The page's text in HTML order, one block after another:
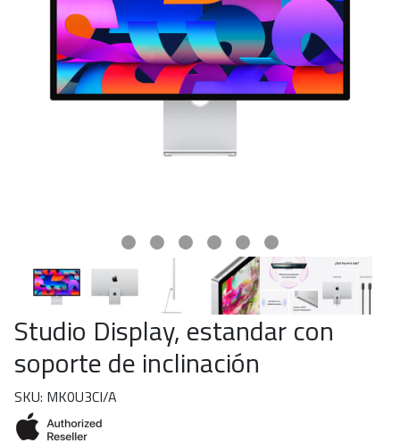
Studio Display, estandar con
soporte de inclinación
SKU: MK0U3CI/A